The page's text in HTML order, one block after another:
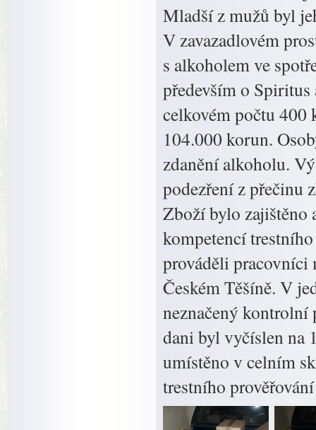
Mladší z mužů byl
V zavazadlovém
s alkoholem ve
především o
celkovém počtu 400
104.000 korun.
zdanění alkoholu.
podezření z přečinu
Zboží bylo zajištěno
kompetencí
prováděli
Českém Těšíně. V
neznačený kontrolní
dani byl vyčíslen na
umístěno v celním
trestního